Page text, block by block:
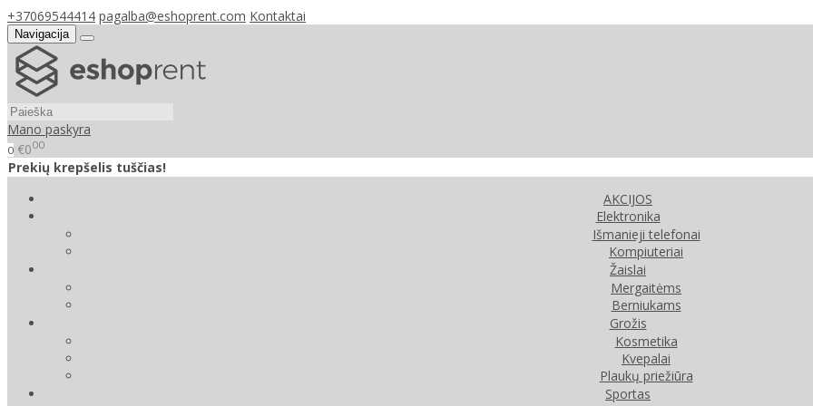
+37069544414 pagalba@eshoprent.com Kontaktai
Navigacija
Mano paskyra
0 €000
Prekių krepšelis tuščias!
AKCIJOS
Elektronika
Išmanieji telefonai
Kompiuteriai
Žaislai
Mergaitėms
Berniukams
Grožis
Kosmetika
Kvepalai
Plaukų priežiūra
Sportas